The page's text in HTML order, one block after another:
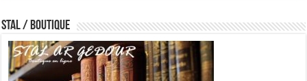
STAL / BOUTIQUE